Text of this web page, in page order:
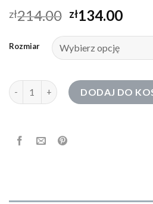
zł214.00 zł134.00
Rozmiar
ilość cropp bluzy męskieDODAJ DO